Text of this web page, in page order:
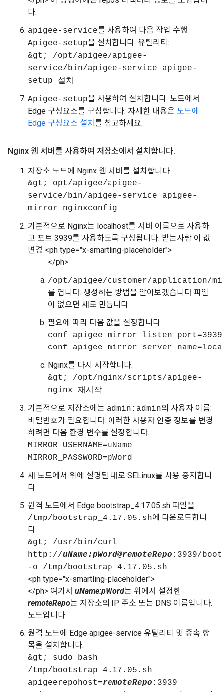
다.
apigee-service를 사용하여 다음 작업 수행
Apigee-setup을 설치합니다. 유틸리티:
&gt; /opt/apigee/apigee-
service/bin/apigee-service apigee-
setup 설치
Apigee-setup을 사용하여 설치합니다. 노드에서
Edge 구성요소를 구성합니다. 자세한 내용은 노드에
Edge 구성요소 설치 를 참고하세요.
Nginx 웹 서버를 사용하여 저장소에서 설치합니다.
저장소 노드에 Nginx 웹 서버를 설치합니다.
&gt; opt/apigee/apigee-
service/bin/apigee-service apigee-
mirror nginxconfig
기본적으로 Nginx는 localhost를 서버 이름으로 사용하
고 포트 3939를 사용하도록 구성됩니다. 받는사람 이 값
변경 <ph type="x-smartling-placeholder">
</ph>
/opt/apigee/customer/application/
를 엽니다. 생성하는 방법을 알아보겠습니다 파일
이 없으면 새로 만듭니다.
필요에 따라 다음 값을 설정합니다.
conf_apigee_mirror_listen_port=3939
Nginx를 다시 시작합니다.
&gt; /opt/nginx/scripts/apigee-
nginx 재시작
기본적으로 저장소에는 admin:admin의 사용자 이름:
비밀번호가 필요합니다. 이러한 사용자 인증 정보를 변경
하려면 다음 환경 변수를 설정합니다.
MIRROR_USERNAME=uName
MIRROR_PASSWORD=pWord
새 노드에서 위에 설명된 대로 SELinux를 사용 중지합니
다.
원격 노드에서 Edge bootstrap_4.17.05.sh 파일을
/tmp/bootstrap_4.17.05.sh에 다운로드합니
다.
&gt; /usr/bin/curl
http://uName:pWord@remoteRepo :3939/
-o /tmp/bootstrap_4.17.05.sh
<ph type="x-smartling-placeholder">
</ph> 여기서 uName:pWord는 위에서 설정한
remoteRepo는 저장소의 IP 주소 또는 DNS 이름입니다.
노드입니다
원격 노드에 Edge apigee-service 유틸리티 및 종속 항
목을 설치합니다.
&gt; sudo bash
/tmp/bootstrap_4.17.05.sh
apigeerepohost=remoteRepo :3939